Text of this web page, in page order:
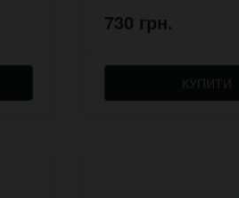
730 грн.
КУПИТИ